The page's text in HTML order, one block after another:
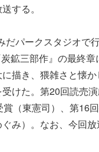
する。
パークスタジオで
鉱三部作』の最終
描き、猥雑さと懐
けた。第20回読売
（東憲司）、第16
み）。なお、今回